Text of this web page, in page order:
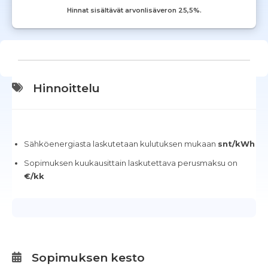
Hinnat sisältävät arvonlisäveron 25,5%.
Hinnoittelu
Sähköenergiasta laskutetaan kulutuksen mukaan snt/kWh
Sopimuksen kuukausittain laskutettava perusmaksu on
€/kk
Sopimuksen kesto